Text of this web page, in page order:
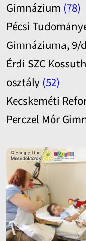
Gimnázium (78)
Pécsi
Gimnáziuma, 9/
Érdi SZC
osztály (52)
Kecskeméti
Perczel Mór